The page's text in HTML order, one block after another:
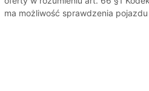
ma możliwość sprawdzenia